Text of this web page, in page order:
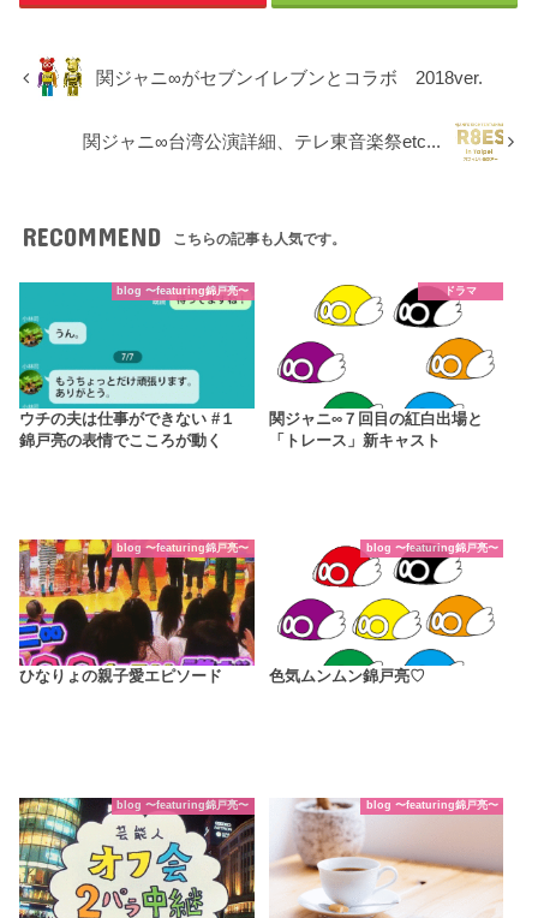
関ジャニ∞がセブンイレブンとコラボ 2018ver.
関ジャニ∞台湾公演詳細、テレ東音楽祭etc...
RECOMMEND こちらの記事も人気です。
blog 〜featuring錦戸亮〜
ウチの夫は仕事ができない #１
錦戸亮の表情でこころが動く
ドラマ
関ジャニ∞７回目の紅白出場と
「トレース」新キャスト
blog 〜featuring錦戸亮〜
ひなりょの親子愛エピソード
blog 〜featuring錦戸亮〜
色気ムンムン錦戸亮♡
blog 〜featuring錦戸亮〜 blog 〜featuring錦戸亮〜